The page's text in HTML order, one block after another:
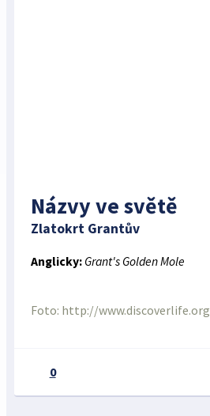
Názvy ve světě
Zlatokrt Grantův
Anglicky: Grant's Golden Mole
Foto: http://www.discoverlife.org
0